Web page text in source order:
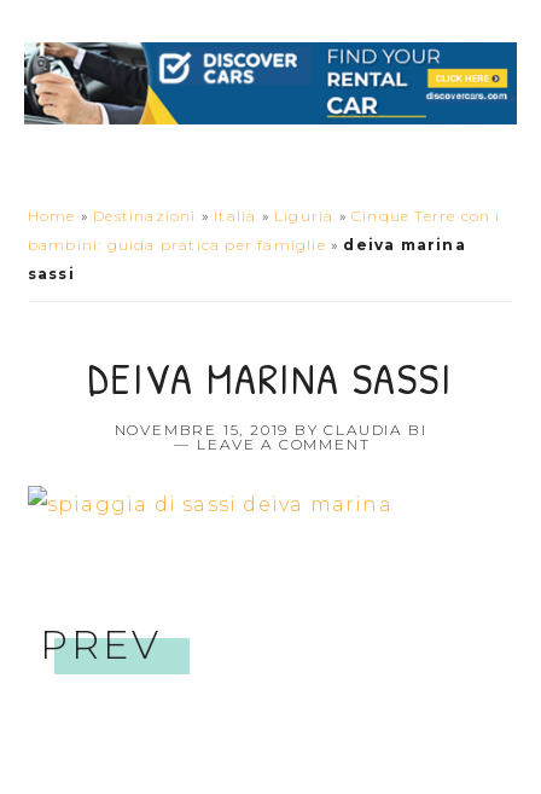
Home » Destinazioni » Italia » Liguria »Cinque Terre con i
bambini: guida pratica per famiglie » deiva marina
sassi
DEIVA MARINA SASSI
NOVEMBRE 15, 2019 BYCLAUDIA BI
LEAVE A COMMENT
PREV